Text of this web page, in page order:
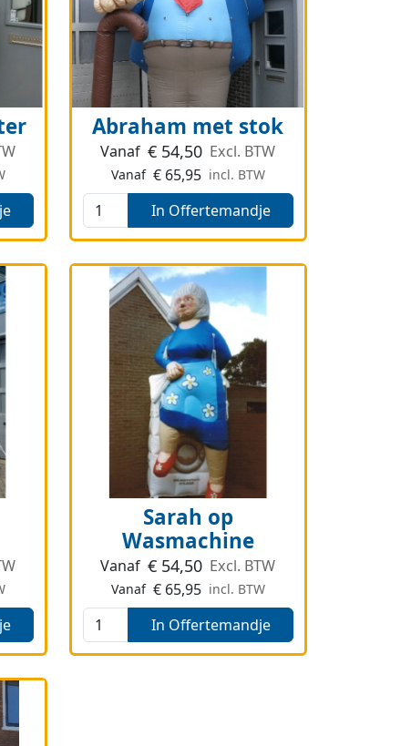
Abraham met stok
Vanaf € 54,50 Excl. BTW
Vanaf € 65,95 incl. BTW
In Offertemandje
Sarah op
Wasmachine
Vanaf € 54,50 Excl. BTW
Vanaf € 65,95 incl. BTW
In Offertemandje